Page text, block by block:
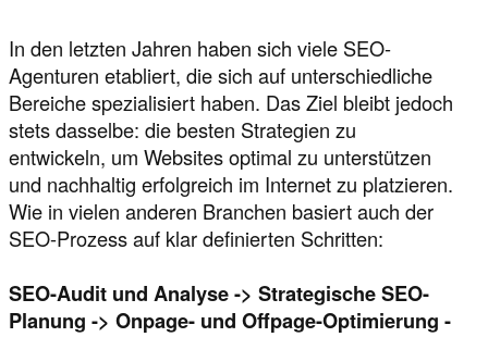
In den letzten Jahren haben sich viele SEO-
Agenturen etabliert, die sich auf unterschiedliche
Bereiche spezialisiert haben. Das Ziel bleibt jedoch
stets dasselbe: die besten Strategien zu
entwickeln, um Websites optimal zu unterstützen
und nachhaltig erfolgreich im Internet zu platzieren.
Wie in vielen anderen Branchen basiert auch der
SEO-Prozess auf klar definierten Schritten:
SEO-Audit und Analyse -> Strategische SEO-
Planung -> Onpage- und Offpage-Optimierung -